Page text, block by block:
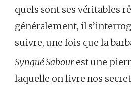
quels sont ses véritables
généralement, il
suivre, une fois que la
Syngué Sabourest une
laquelle on livre nos